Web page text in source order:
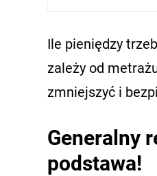
Ile pieniędzy
zależy od
zmniejszyć i
Generalny
podstawa!